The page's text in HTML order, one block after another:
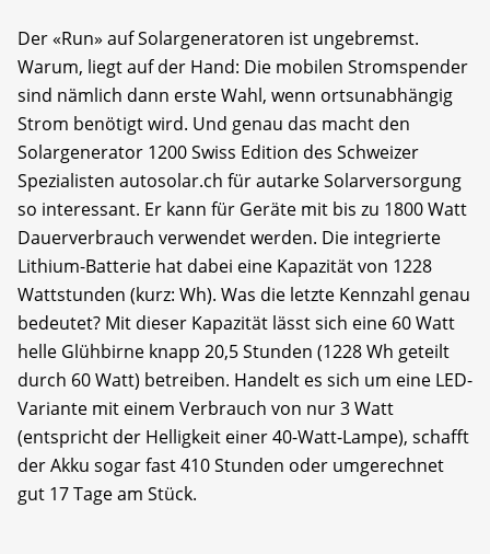
Der «Run» auf Solargeneratoren ist ungebremst.
Warum, liegt auf der Hand: Die mobilen Stromspender
sind nämlich dann erste Wahl, wenn ortsunabhängig
Strom benötigt wird. Und genau das macht den
Solargenerator 1200 Swiss Edition des Schweizer
Spezialisten autosolar.ch für autarke Solarversorgung
so interessant. Er kann für Geräte mit bis zu 1800 Watt
Dauerverbrauch verwendet werden. Die integrierte
Lithium-Batterie hat dabei eine Kapazität von 1228
Wattstunden (kurz: Wh). Was die letzte Kennzahl genau
bedeutet? Mit dieser Kapazität lässt sich eine 60 Watt
helle Glühbirne knapp 20,5 Stunden (1228 Wh geteilt
durch 60 Watt) betreiben. Handelt es sich um eine LED-
Variante mit einem Verbrauch von nur 3 Watt
(entspricht der Helligkeit einer 40-Watt-Lampe), schafft
der Akku sogar fast 410 Stunden oder umgerechnet
gut 17 Tage am Stück.